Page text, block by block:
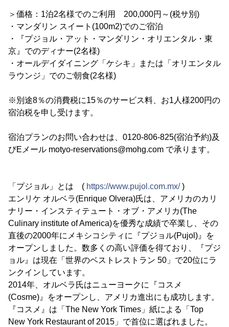
＞価格：1泊2名様でのご利用 200,000円～(税サ別)
・マンダリン スイート(100m2)でのご宿泊
・『プジョル・アット・マンダリン・オリエンタル・東
京』でのディナー(2名様)
・オールデイダイニング「ケシキ」または「オリエンタル
ラウンジ」でのご朝食(2名様)
※別途8％の消費税に15％のサービス料、お1人様200円の
宿泊税を申し受けます。
宿泊プランのお問い合わせは、0120-806-825(宿泊予約)及
びEメール motyo-reservations@mohg.com で承ります。
「プジョル」とは ( https://www.pujol.com.mx/)
エンリケ オルベラ(Enrique Olvera)氏は、アメリカのカリ
ナリー・インスティテュート・オブ・アメリカ(The
Culinary institute of America)を優秀な成績で卒業し、その
直後の2000年にメキシコシティに『プジョル(Pujol)』を
オープンしました。数多くの高い評価を得ており、『プジ
ョル』は現在「世界のベストレストラン 50」で20位にラ
ンクインしています。
2014年、オルベラ氏はニューヨークに『コスメ
(Cosme)』をオープンし、アメリカ進出にも成功します。
『コスメ』は「The New York Times」紙による「Top
New York Restaurant of 2015」で首位に選ばれました。